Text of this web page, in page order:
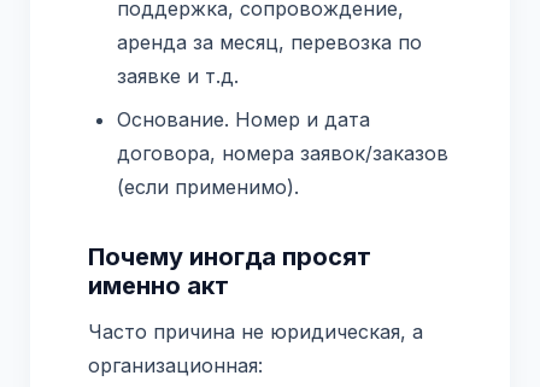
поддержка, сопровождение,
аренда за месяц, перевозка по
заявке и т.д.
Основание. Номер и дата
договора, номера заявок/заказов
(если применимо).
Почему иногда просят
именно акт
Часто причина не юридическая, а
организационная: